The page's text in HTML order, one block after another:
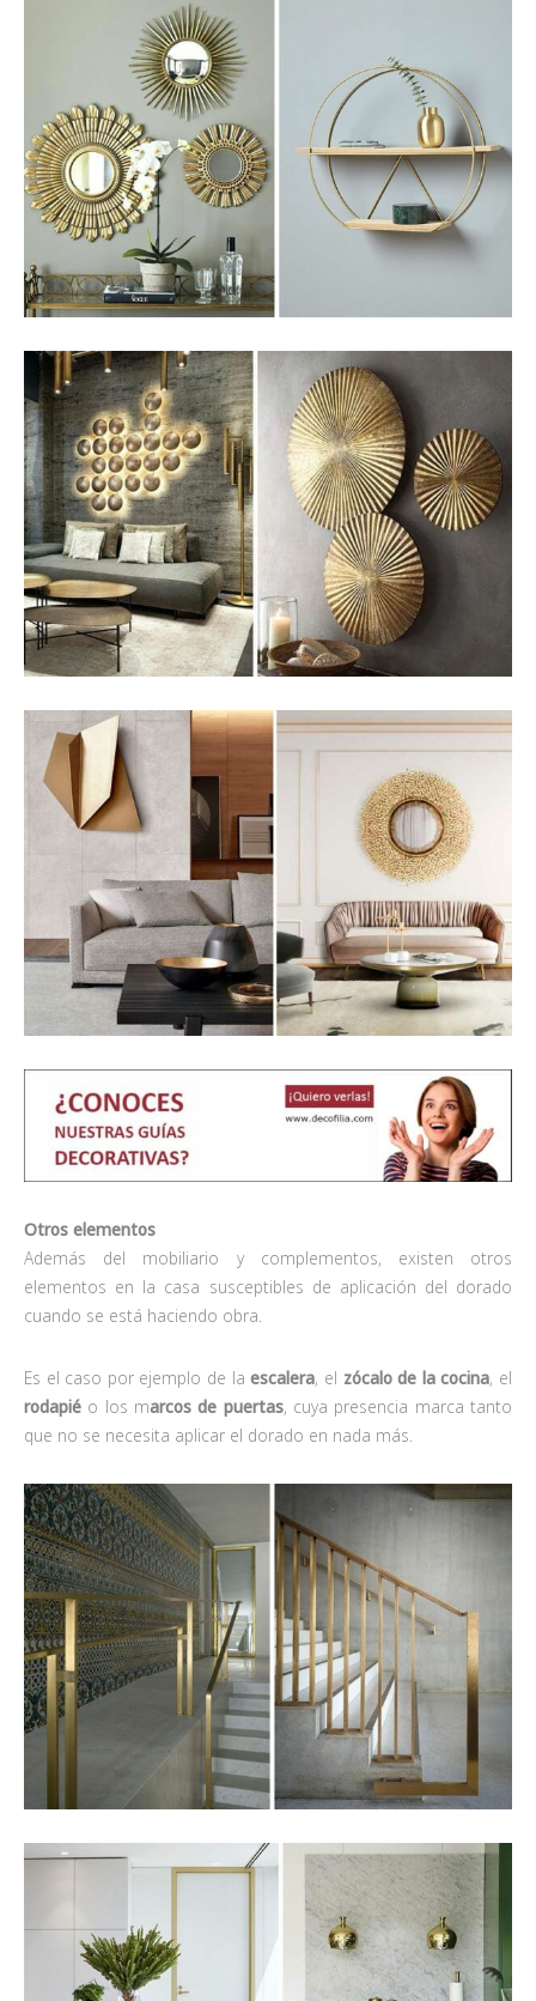
Otros elementos
Además del mobiliario y complementos, existen otros
elementos en la casa susceptibles de aplicación del dorado
cuando se está haciendo obra.
Es el caso por ejemplo de la escalera, el zócalo de la cocina, el
rodapié o los marcos de puertas, cuya presencia marca tanto
que no se necesita aplicar el dorado en nada más.